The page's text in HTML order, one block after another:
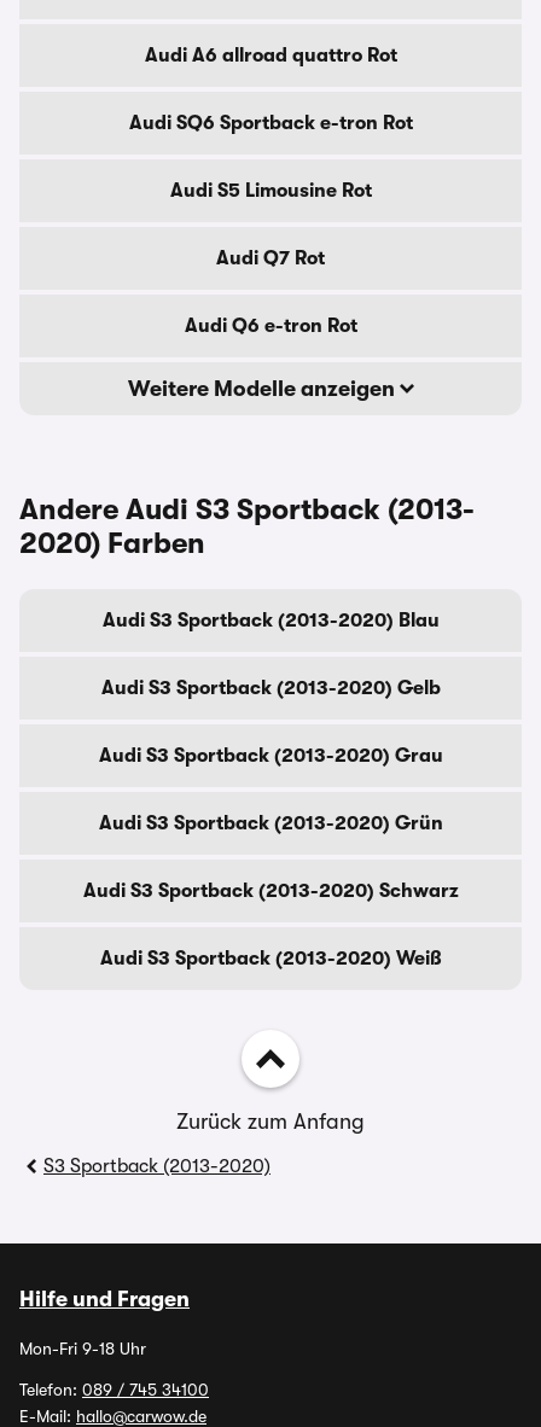
Audi A6 allroad quattro Rot
Audi SQ6 Sportback e-tron Rot
Audi S5 Limousine Rot
Audi Q7 Rot
Audi Q6 e-tron Rot
Weitere Modelle anzeigen
Andere Audi S3 Sportback (2013-
2020) Farben
Audi S3 Sportback (2013-2020) Blau
Audi S3 Sportback (2013-2020) Gelb
Audi S3 Sportback (2013-2020) Grau
Audi S3 Sportback (2013-2020) Grün
Audi S3 Sportback (2013-2020) Schwarz
Audi S3 Sportback (2013-2020) Weiß
Zurück zum Anfang
S3 Sportback (2013-2020)
Hilfe und Fragen
Mon-Fri 9-18 Uhr
Telefon: 089 / 745 34100
E-Mail: hallo@carwow.de